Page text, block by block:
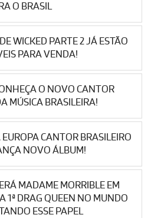
O BRASIL
WICKED PARTE 2 JÁ ESTÃO
PARA VENDA!
O NOVO CANTOR
MÚSICA BRASILEIRA!
EUROPA CANTOR BRASILEIRO
NOVO ÁLBUM!
MADAME MORRIBLE EM
1ª DRAG QUEEN NO MUNDO
ESSE PAPEL